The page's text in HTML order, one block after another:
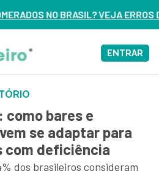
DE 3 DELES – ASSISTA AGORA
ENTRAR
como bares e
se adaptar para
com deficiência
dos brasileiros consideram